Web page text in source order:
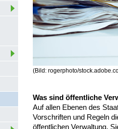
(Bild: rogerphoto/
Was sind öffentliche
Auf allen Ebenen des
Vorschriften und Regeln
öffentlichen Verwaltung.